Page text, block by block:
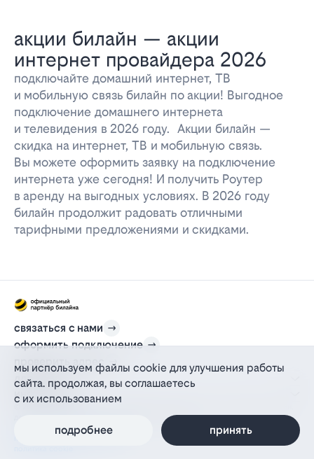
акции билайн — акции
интернет провайдера 2026
подключайте домашний интернет, ТВ
и мобильную связь билайн по акции! Выгодное
подключение домашнего интернета
и телевидения в 2026 году. Акции билайн —
скидка на интернет, ТВ и мобильную связь.
Вы можете оформить заявку на подключение
интернета уже сегодня! И получить Роутер
в аренду на выгодных условиях. В 2026 году
билайн продолжит радовать отличными
тарифными предложениями и скидками.
связаться с нами
оформить подключение
проверить адрес
для дома
информация
действующий на основании агентского договора
политика персональных данных
политика конфиденциальности
мы используем файлы cookie для улучшения работы
сайта. продолжая, вы соглашаетесь
с их использованием
подробнее принять